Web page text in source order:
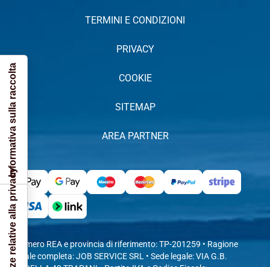
TERMINI E CONDIZIONI
PRIVACY
COOKIE
SITEMAP
AREA PARTNER
• Numero REA e provincia di riferimento: TP-201259 • Ragione
sociale completa: JOB SERVICE SRL • Sede legale: VIA G.B.
Informativa sulla raccolta